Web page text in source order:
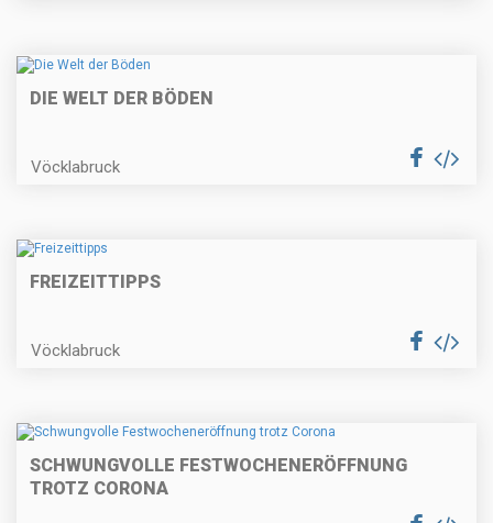
DIE WELT DER BÖDEN
Vöcklabruck
FREIZEITTIPPS
Vöcklabruck
SCHWUNGVOLLE FESTWOCHENERÖFFNUNG
TROTZ CORONA